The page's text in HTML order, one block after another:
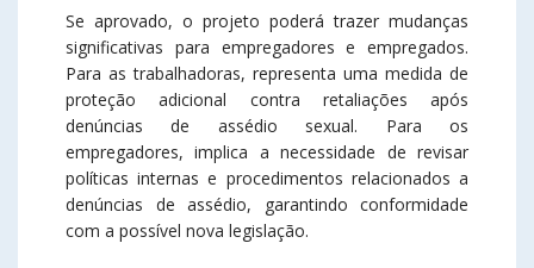
Se aprovado, o projeto poderá trazer mudanças
significativas para empregadores e empregados.
Para as trabalhadoras, representa uma medida de
proteção adicional contra retaliações após
denúncias de assédio sexual. Para os
empregadores, implica a necessidade de revisar
políticas internas e procedimentos relacionados a
denúncias de assédio, garantindo conformidade
com a possível nova legislação.​